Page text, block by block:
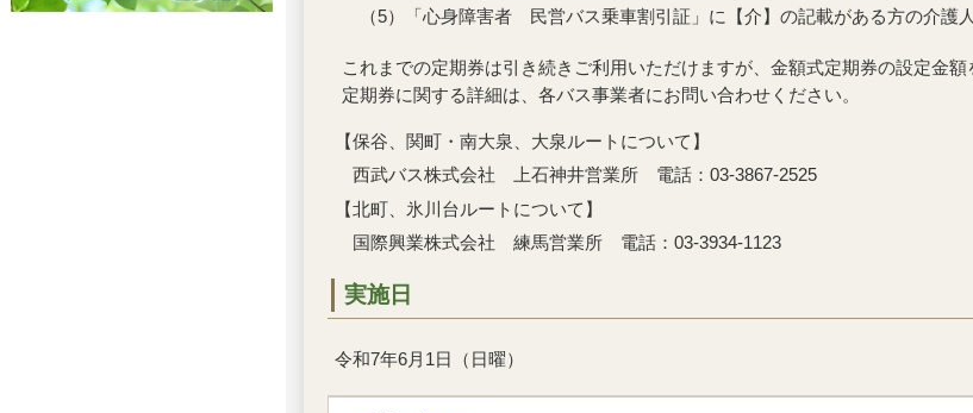
（5）「心身障害者 民営バス乗車割引証」に【介】の記載がある方の介護人
これまでの定期券は引き続きご利用いただけますが、金額式定期券の設定金額
定期券に関する詳細は、各バス事業者にお問い合わせください。
【保谷、関町・南大泉、大泉ルートについて】
西武バス株式会社 上石神井営業所 電話：03-3867-2525
【北町、氷川台ルートについて】
国際興業株式会社 練馬営業所 電話：03-3934-1123
実施日
令和7年6月1日（日曜）